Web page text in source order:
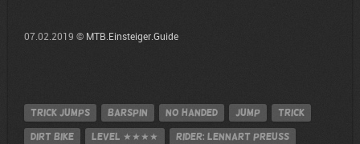
07.02.2019 © MTB.Einsteiger.Guide
Trick Jumps Barspin no handed jump Trick
Dirt Bike Level ★★★★ Rider: Lennart Preuss